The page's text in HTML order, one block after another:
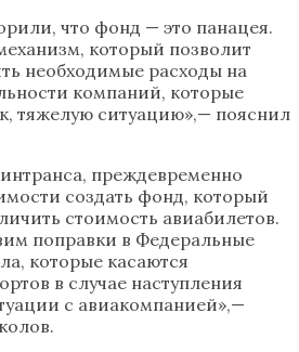
что фонд — это панацея.
который позволит
необходимые расходы на
компаний, которые
тяжелую ситуацию»,— пояснил
преждевременно
создать фонд, который
стоимость авиабилетов.
поправки в Федеральные
которые касаются
в случае наступления
с авиакомпанией»,—